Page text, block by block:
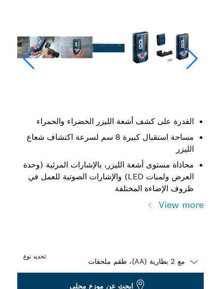
القدرة على كشف أشعة الليزر الخضراء والحمراء
مساحة استقبال كبيرة 8 سم لسرعة اكتشاف شعاع
الليزر
محاذاة مستوى أشعة الليزر، بالإشارات المرئية (وحدة
العرض ولمبات LED‏) والإشارات الصوتية للعمل في
ظروف الإضاءة المختلفة
View more
تحديد نوع
ابحث عن موزع محلي